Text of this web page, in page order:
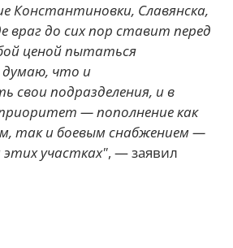
Константиновки, Славянска,
враг до сих пор ставит перед
ценой пытаться
думаю, что и
свои подразделения, и в
— пополнение как
так и боевым снабжением —
участках", — заявил